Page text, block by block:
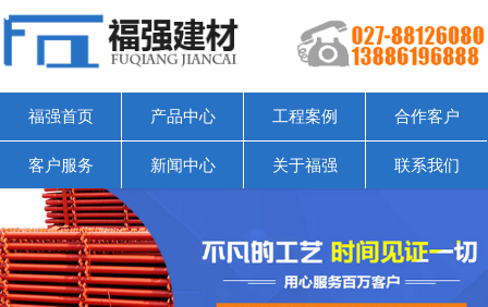
福强首页 产品中心 工程案例 合作客户
客户服务 新闻中心 关于福强 联系我们